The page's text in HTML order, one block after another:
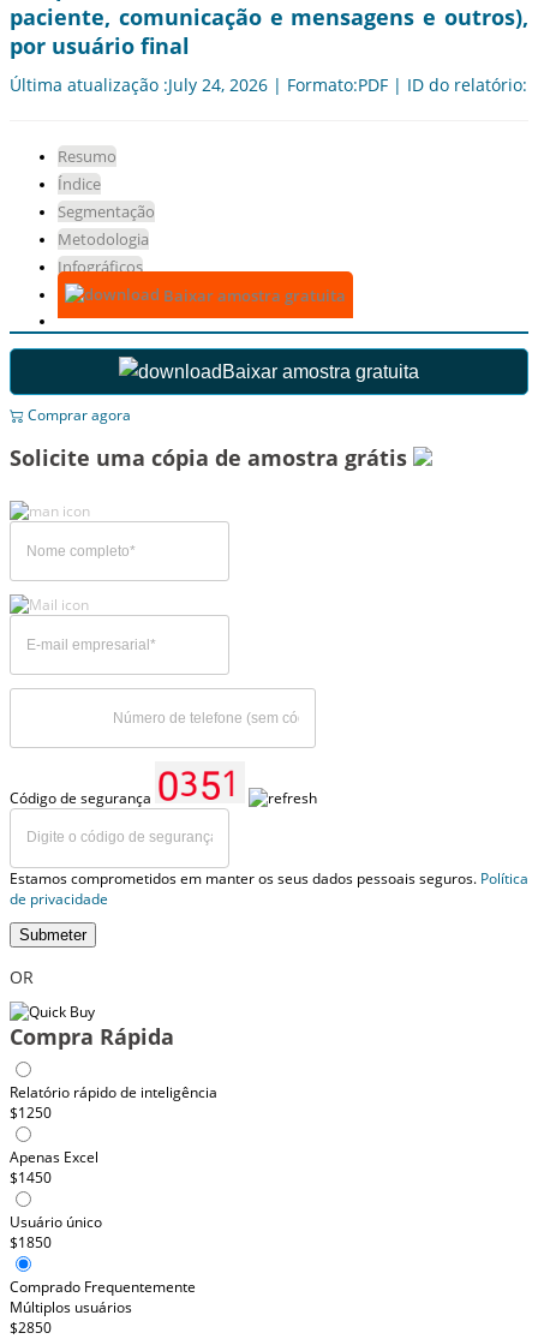
paciente, comunicação e mensagens e outros),
por usuário final
Última atualização :July 24, 2026 | Formato:PDF | ID do relatório:
Resumo
Índice
Segmentação
Metodologia
Infográficos
Baixar amostra gratuita
Baixar amostra gratuita
Comprar agora
Solicite uma cópia de amostra grátis
Código de segurança
Estamos comprometidos em manter os seus dados pessoais seguros. Política
de privacidade
Submeter
OR
Compra Rápida
Relatório rápido de inteligência
$1250
Apenas Excel
$1450
Usuário único
$1850
Comprado Frequentemente
Múltiplos usuários
$2850